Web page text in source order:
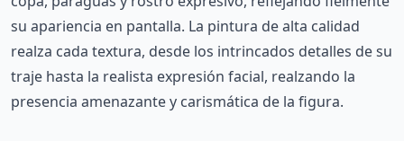
su apariencia en pantalla. La pintura de alta calidad
realza cada textura, desde los intrincados detalles de su
traje hasta la realista expresión facial, realzando la
presencia amenazante y carismática de la figura.